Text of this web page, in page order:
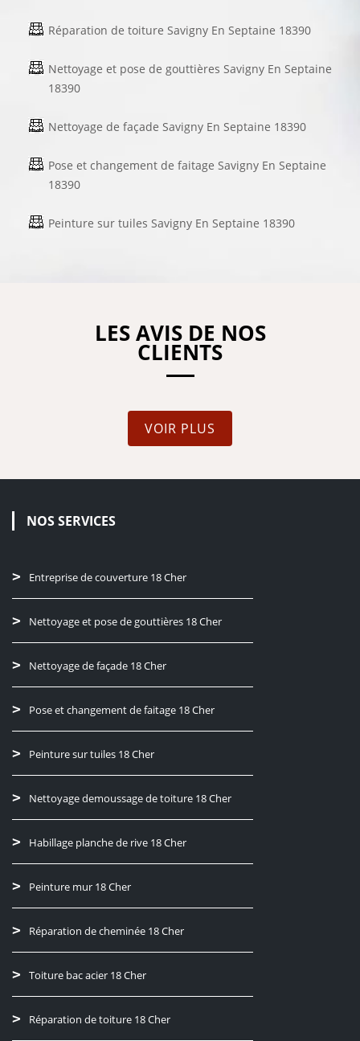
Réparation de toiture Savigny En Septaine 18390
Nettoyage et pose de gouttières Savigny En Septaine
18390
Nettoyage de façade Savigny En Septaine 18390
Pose et changement de faitage Savigny En Septaine
18390
Peinture sur tuiles Savigny En Septaine 18390
LES AVIS DE NOS
CLIENTS
VOIR PLUS
NOS SERVICES
Entreprise de couverture 18 Cher
Nettoyage et pose de gouttières 18 Cher
Nettoyage de façade 18 Cher
Pose et changement de faitage 18 Cher
Peinture sur tuiles 18 Cher
Nettoyage demoussage de toiture 18 Cher
Habillage planche de rive 18 Cher
Peinture mur 18 Cher
Réparation de cheminée 18 Cher
Toiture bac acier 18 Cher
Réparation de toiture 18 Cher